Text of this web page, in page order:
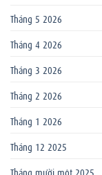
Tháng 5 2026
Tháng 4 2026
Tháng 3 2026
Tháng 2 2026
Tháng 1 2026
Tháng 12 2025
Tháng mười một 2025